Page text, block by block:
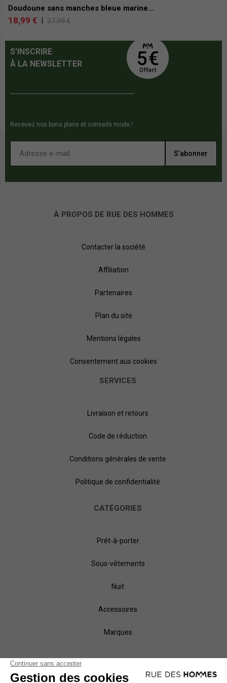
Doudoune sans manches bleue marine...
18,99 € | 37,99 €
S'INSCRIRE
À LA NEWSLETTER
Recevez nos bons plans et conseils mode !
S’abonner
À PROPOS DE RUE DES HOMMES
Contacter la société
Affiliation
Partenaires
Plan du site
Mentions légales
Consentement aux cookies
SERVICES
Livraison et retours
Code de réduction
Conditions générales de vente
Politique de confidentialité
CATÉGORIES
Prêt-à-porter
Sous-vêtements
Nuit
Accessoires
Marques
NOS MÉTHODES DE PAIEMENT